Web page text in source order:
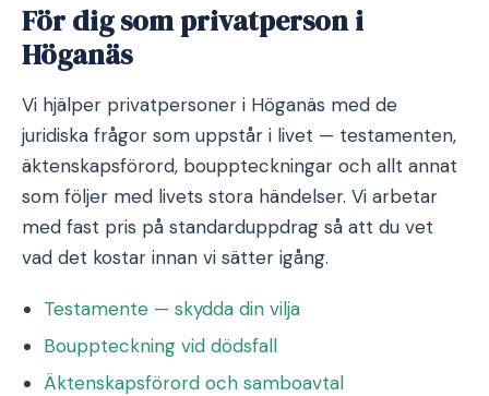
För dig som privatperson i
Höganäs
Vi hjälper privatpersoner i Höganäs med de
juridiska frågor som uppstår i livet — testamenten,
äktenskapsförord, bouppteckningar och allt annat
som följer med livets stora händelser. Vi arbetar
med fast pris på standarduppdrag så att du vet
vad det kostar innan vi sätter igång.
Testamente — skydda din vilja
Bouppteckning vid dödsfall
Äktenskapsförord och samboavtal